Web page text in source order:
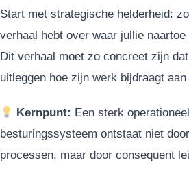
Start met strategische helderheid:
verhaal hebt over waar jullie naartoe
Dit verhaal moet zo concreet zijn
uitleggen hoe zijn werk bijdraagt
Kernpunt: Een sterk operationeel
besturingssysteem ontstaat niet
processen, maar door consequent